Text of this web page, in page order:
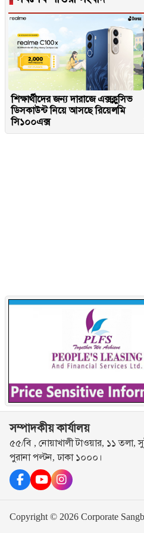
শিক্ষার্থীদের জন্য দারাজে এক্সক্লুসিভ
ডিসকাউন্ট নিয়ে আসছে রিয়েলমি
সি১০০এক্স
সম্পাদকীয় কার্যালয়
৫৫/বি , নোয়াখালী টাওয়ার, ১১ তলা,
পুরানা পল্টন, ঢাকা ১০০০।
Copyright © 2026 Corporate